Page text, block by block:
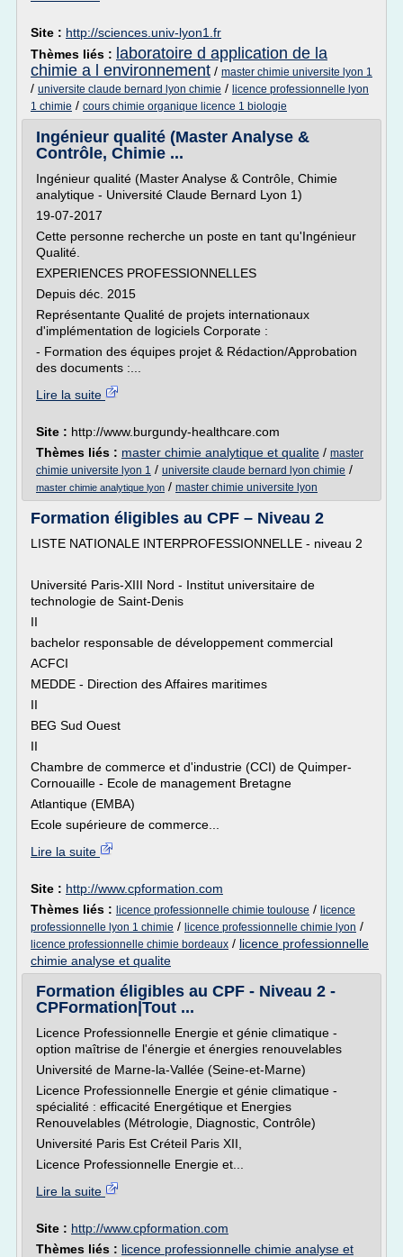
Site : http://sciences.univ-lyon1.fr
Thèmes liés : laboratoire d application de la
chimie a l environnement / master chimie universite lyon 1
/ universite claude bernard lyon chimie / licence professionnelle lyon
1 chimie / cours chimie organique licence 1 biologie
Ingénieur qualité (Master Analyse &
Contrôle, Chimie ...
Ingénieur qualité (Master Analyse & Contrôle, Chimie
analytique - Université Claude Bernard Lyon 1)
19-07-2017
Cette personne recherche un poste en tant qu'Ingénieur
Qualité.
EXPERIENCES PROFESSIONNELLES
Depuis déc. 2015
Représentante Qualité de projets internationaux
d'implémentation de logiciels Corporate :
- Formation des équipes projet & Rédaction/Approbation
des documents :...
Lire la suite
Site : http://www.burgundy-healthcare.com
Thèmes liés : master chimie analytique et qualite / master
chimie universite lyon 1 / universite claude bernard lyon chimie /
master chimie analytique lyon / master chimie universite lyon
Formation éligibles au CPF – Niveau 2
LISTE NATIONALE INTERPROFESSIONNELLE - niveau 2
Université Paris-XIII Nord - Institut universitaire de
technologie de Saint-Denis
II
bachelor responsable de développement commercial
ACFCI
MEDDE - Direction des Affaires maritimes
II
BEG Sud Ouest
II
Chambre de commerce et d'industrie (CCI) de Quimper-
Cornouaille - Ecole de management Bretagne
Atlantique (EMBA)
Ecole supérieure de commerce...
Lire la suite
Site : http://www.cpformation.com
Thèmes liés : licence professionnelle chimie toulouse / licence
professionnelle lyon 1 chimie / licence professionnelle chimie lyon /
licence professionnelle chimie bordeaux / licence professionnelle
chimie analyse et qualite
Formation éligibles au CPF - Niveau 2 -
CPFormation|Tout ...
Licence Professionnelle Energie et génie climatique -
option maîtrise de l'énergie et énergies renouvelables
Université de Marne-la-Vallée (Seine-et-Marne)
Licence Professionnelle Energie et génie climatique -
spécialité : efficacité Energétique et Energies
Renouvelables (Métrologie, Diagnostic, Contrôle)
Université Paris Est Créteil Paris XII,
Licence Professionnelle Energie et...
Lire la suite
Site : http://www.cpformation.com
Thèmes liés : licence professionnelle chimie analyse et